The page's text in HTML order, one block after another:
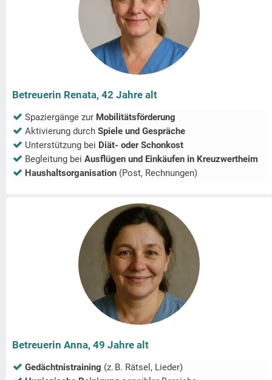
Betreuerin Renata, 42 Jahre alt
Spaziergänge zur Mobilitätsförderung
Aktivierung durch Spiele und Gespräche
Unterstützung bei Diät- oder Schonkost
Begleitung bei Ausflügen und Einkäufen in Kreuzwertheim
Haushaltsorganisation (Post, Rechnungen)
Betreuerin Anna, 49 Jahre alt
Gedächtnistraining (z. B. Rätsel, Lieder)